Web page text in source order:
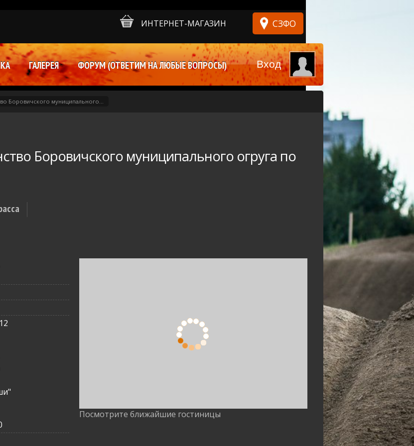
Боровичского муниципального огруга по
Посмотрите ближайшие гостиницы
Боровичского муниципального...
ИНТЕРНЕТ-МАГАЗИН СЗФО
ГАЛЕРЕЯ ФОРУМ (ОТВЕТИМ НА ЛЮБЫЕ ВОПРОСЫ) Вход